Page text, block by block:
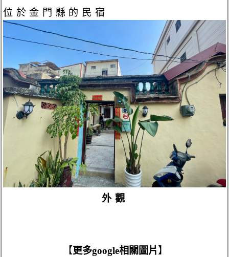
位於金門縣的民宿
外觀
【更多google相關圖片】